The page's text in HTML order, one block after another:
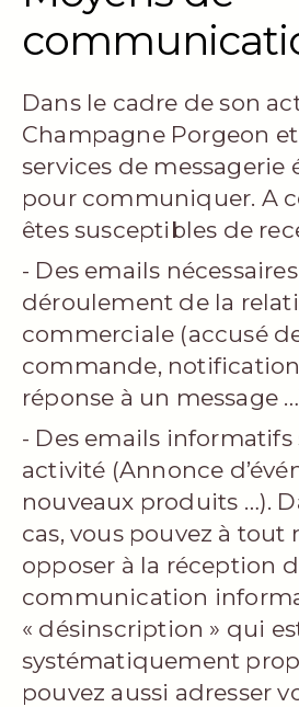
Dans le cadre de son
Champagne Porgeon
services de
pour communiquer. A
êtes susceptibles de
- Des emails
déroulement de la
commerciale (accusé
commande,
réponse à un message
- Des emails
activité (Annonce
nouveaux produits …).
cas, vous pouvez à
opposer à la réception
communication
« désinscription » qui
systématiquement
pouvez aussi adresser